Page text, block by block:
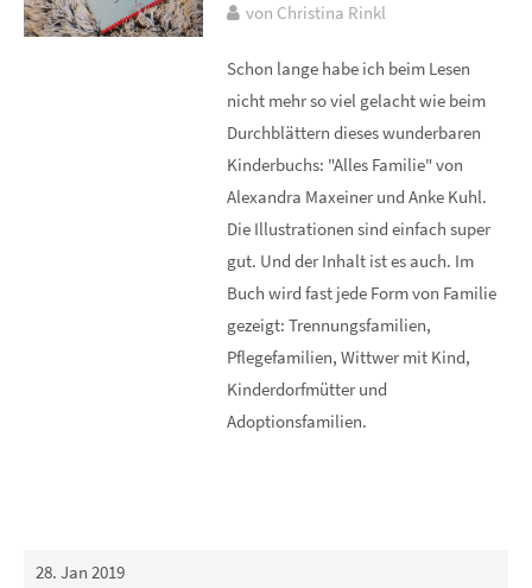
von Christina Rinkl
Schon lange habe ich beim Lesen
nicht mehr so viel gelacht wie beim
Durchblättern dieses wunderbaren
Kinderbuchs: "Alles Familie" von
Alexandra Maxeiner und Anke Kuhl.
Die Illustrationen sind einfach super
gut. Und der Inhalt ist es auch. Im
Buch wird fast jede Form von Familie
gezeigt: Trennungsfamilien,
Pflegefamilien, Wittwer mit Kind,
Kinderdorfmütter und
Adoptionsfamilien.
28. Jan 2019